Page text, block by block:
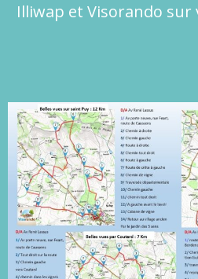
Illiwap et Visorando